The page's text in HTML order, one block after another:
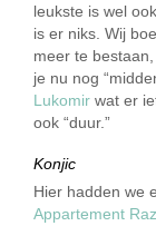
leukste is wel
is er niks. Wij
meer te
je nu nog
Lukomir wat er
ook “duur.”
Konjic
Hier hadden we
Appartement